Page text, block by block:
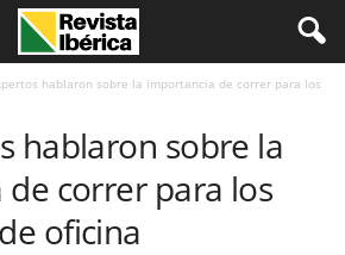
hablaron sobre la importancia de correr para los
hablaron sobre la
correr para los
oficina